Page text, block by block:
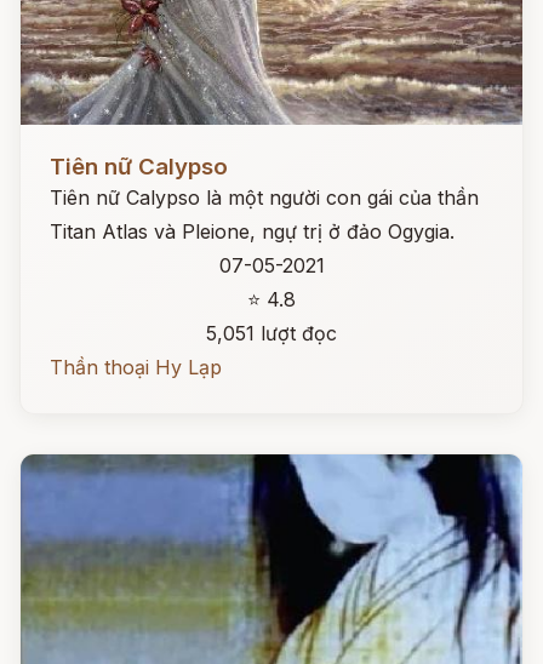
Tiên nữ Calypso
Tiên nữ Calypso là một người con gái của thần
Titan Atlas và Pleione, ngự trị ở đảo Ogygia.
07-05-2021
⭐ 4.8
5,051 lượt đọc
Thần thoại Hy Lạp